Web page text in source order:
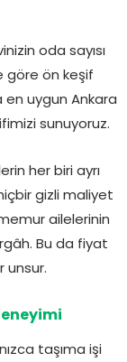
oda sayısı
göre ön keşif
en uygun Ankara
sunuyoruz.
her biri ayrı
gizli maliyet
ailelerinin
Bu da fiyat
unsur.
taşıma işi